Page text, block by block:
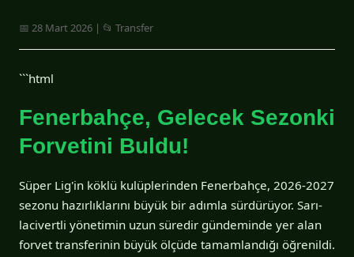
📅 28 Mart 2026 | 📂 Transfer
```html
Fenerbahçe, Gelecek Sezonki
Forvetini Buldu!
Süper Lig'in köklü kulüplerinden Fenerbahçe, 2026-2027
sezonu hazırlıklarını büyük bir adımla sürdürüyor. Sarı-
lacivertli yönetimin uzun süredir gündeminde yer alan
forvet transferinin büyük ölçüde tamamlandığı öğrenildi.